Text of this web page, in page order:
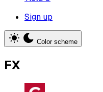
Sign up
Color scheme
FX